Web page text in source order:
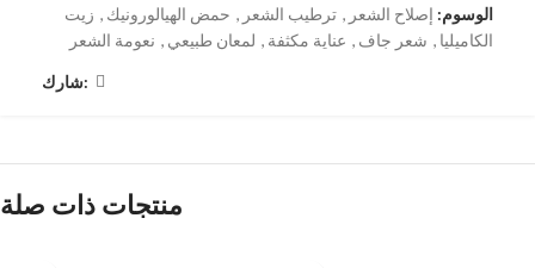
الوسوم: إصلاح الشعر , ترطيب الشعر , حمض الهيالورونيك , زيت
الكاميليا , شعر جاف , عناية مكثفة , لمعان طبيعي , نعومة الشعر
شارك:
منتجات ذات صلة